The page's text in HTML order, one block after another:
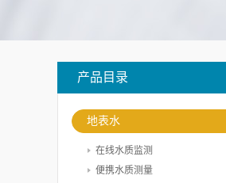
产品目录
地表水
在线水质监测
便携水质测量